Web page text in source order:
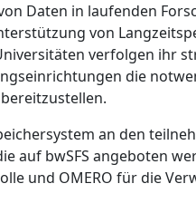
Daten in laufenden
von
verfolgen ihr
die
an den
auf bwSFS angeboten
und OMERO für die